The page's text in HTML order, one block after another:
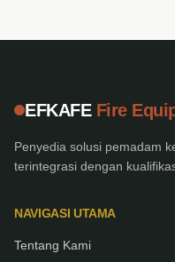
EFKAFE Fire
Penyedia solusi pemadam
terintegrasi dengan
NAVIGASI UTAMA
Tentang Kami